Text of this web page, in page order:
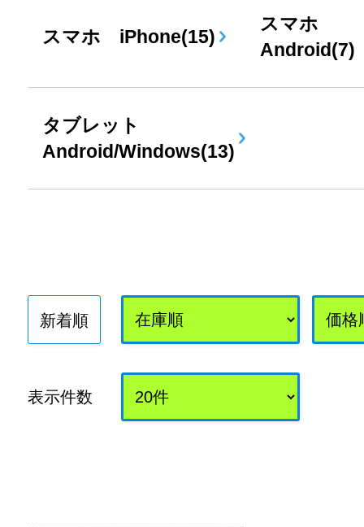
スマホ iPhone(15)
スマホ
Android(7)
タブレット
Android/Windows(13)
新着順
表示件数